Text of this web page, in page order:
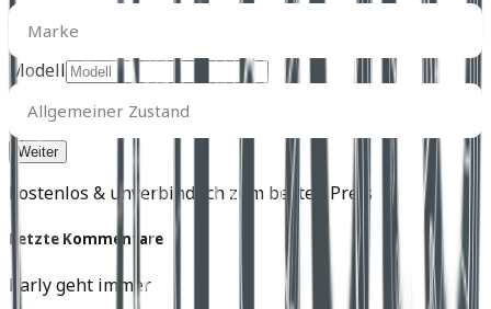
Marke
Marke
Modell
Allgemeiner
Zustand
Allgemeiner Zustand
kostenlos & unverbindlich zum besten Preis
Letzte Kommentare
harly geht immer